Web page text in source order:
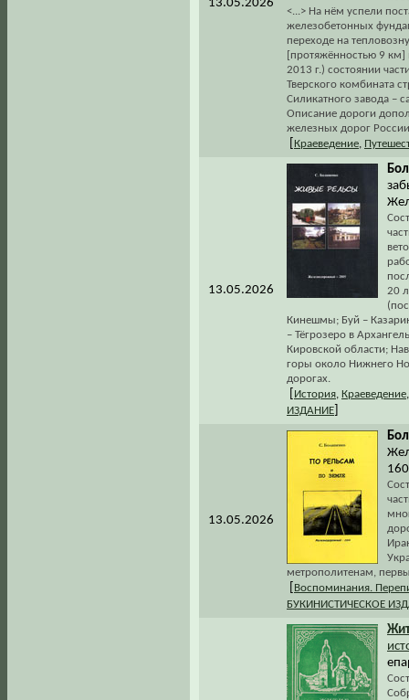
13.05.2026
<...> На нём успели
железобетонных
переходе на
[протяжённостью 9 км]
2013 г.) состоянии
Тверского комбината
Силикатного завода –
Описание дороги
железных дорог
Краеведение
13.05.2026
20
Кинешмы; Буй –
– Тёгрозеро в
Кировской области;
горы около Нижнего
дорогах.
История Краеведение
ИЗДАНИЕ
13.05.2026
метрополитенам,
Воспоминания.
БУКИНИСТИЧЕСКОЕ